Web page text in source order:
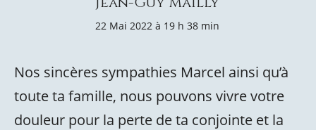
22 Mai 2022 à 19 h 38 min
Nos sincères sympathies Marcel ainsi qu’à
toute ta famille, nous pouvons vivre votre
douleur pour la perte de ta conjointe et la